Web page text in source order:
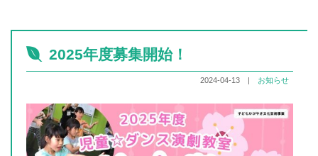
2025年度募集開始！
2024-04-13 | お知らせ